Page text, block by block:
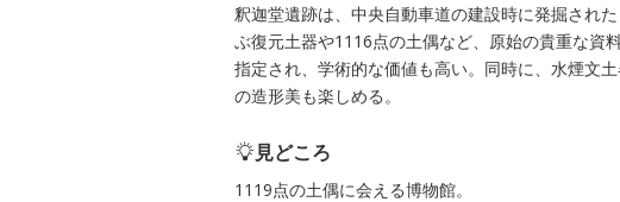
釈迦堂遺跡は、中央自動車道の建設時に発掘され
ぶ復元土器や1116点の土偶など、原始の貴重な資
指定され、学術的な価値も高い。同時に、水煙文
の造形美も楽しめる。
見どころ
1119点の土偶に会える博物館。